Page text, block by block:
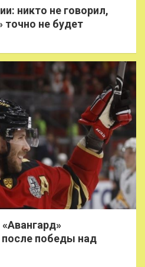
никто не говорил,
точно не будет
победы над